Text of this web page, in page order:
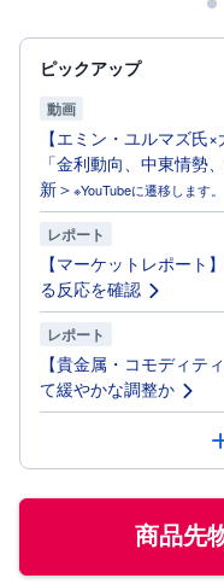
資
信
託
債
券
FX
お
ま
か
せ
投
資
PICK
UP
S
プ
先
ピックアップ
動画
【エミン・ユルマズ氏
「金利動向、中東情勢
新＞※YouTubeに遷移します。
レポート
【マーケットレポート
る反応を確認
レポート
【貴金属・コモディテ
て緩やかな調整か
商品先